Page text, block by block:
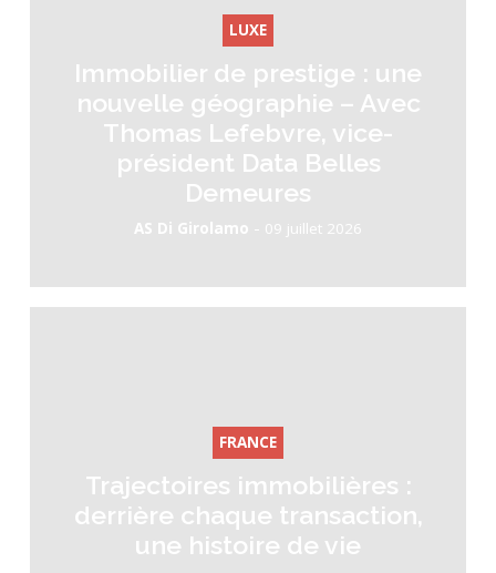
LUXE
Immobilier de prestige : une
nouvelle géographie – Avec
Thomas Lefebvre, vice-
président Data Belles
Demeures
AS Di Girolamo - 09 juillet 2026
FRANCE
Trajectoires immobilières :
derrière chaque transaction,
une histoire de vie